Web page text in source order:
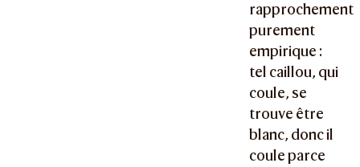
rapprochement
purement
empirique :
tel caillou, qui
coule, se
trouve être
blanc, donc il
coule parce